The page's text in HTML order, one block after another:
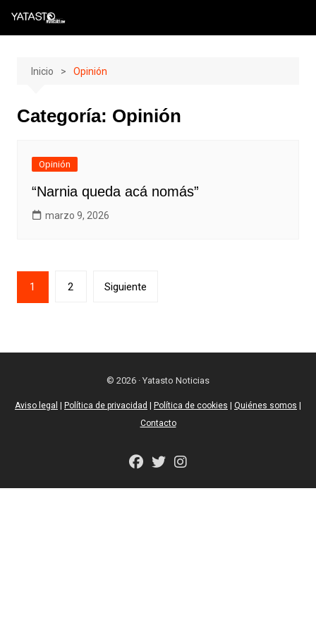
Skip
Inicio Opinión
Categoría: Opinión
Opinión
“Narnia queda acá nomás”
marzo 9, 2026
Paginación
de
1 2 Siguiente
© 2026 · Yatasto Noticias
Aviso legal | Política de privacidad | Política de cookies | Quiénes somos |
Contacto
fab
fab